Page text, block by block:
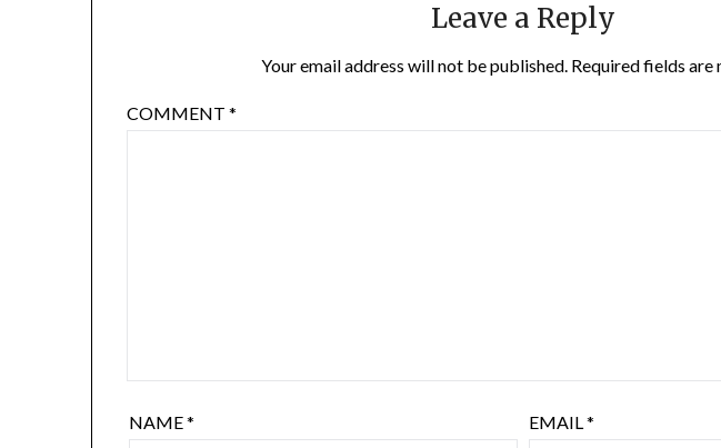
Leave a Reply
Your email address will not be published. Required fields are
COMMENT*
NAME* EMAIL*